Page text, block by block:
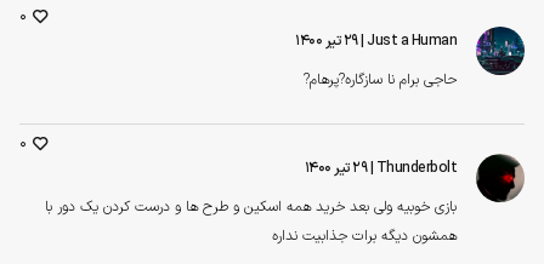
Just a Human | ۲۹ تیر ۱۴۰۰
حاجی برام نا سازگاره?پرهام?
0
Thunderbolt | ۲۹ تیر ۱۴۰۰
بازی خوبیه ولی بعد خرید همه اسکین و طرح ها و درست کردن یک دور با
همشون دیگه برات جذابیت نداره
0